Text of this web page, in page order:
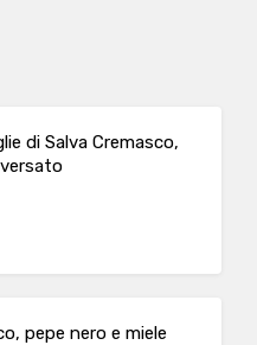
di Salva Cremasco,
pepe nero e miele